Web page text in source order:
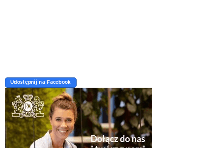
Udostępnij na Facebook